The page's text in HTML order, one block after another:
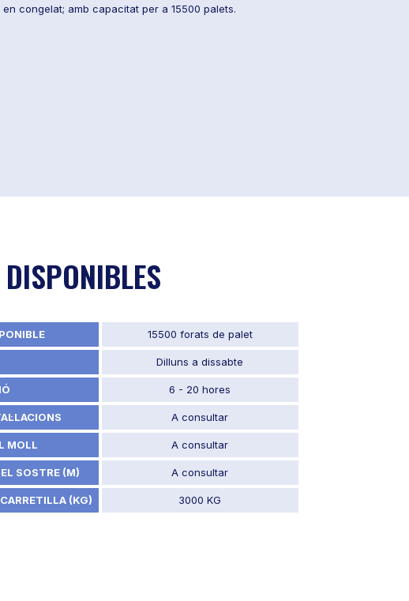
congelat; amb capacitat per a 15500 palets.
15500 forats de palet
Dilluns a dissabte
6 - 20 hores
A consultar
MOLL A consultar
SOSTRE (M) A consultar
(KG) 3000 KG